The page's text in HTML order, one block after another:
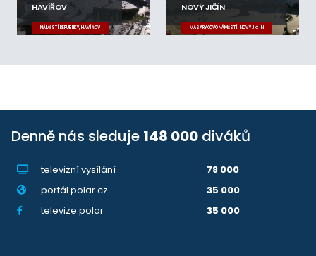
HAVÍŘOV
NÁMĚSTÍ REPUBLIKY, HAVÍŘOV
NOVÝ JIČÍN
MASARYKOVO NÁMĚSTÍ, NOVÝ JIČÍN
Denně nás sleduje 148 000 diváků
televizní vysílání
78 000
portál polar.cz
35 000
televize.polar
35 000